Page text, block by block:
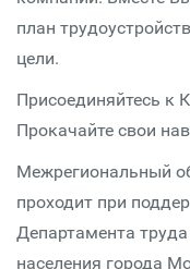
план
цели.
Присоединяйтесь к
Прокачайте свои
Межрегиональный
проходит при
Департамента
населения города